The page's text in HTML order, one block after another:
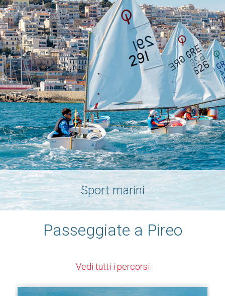
Sport marini
Passeggiate a Pireo
Vedi tutti i percorsi